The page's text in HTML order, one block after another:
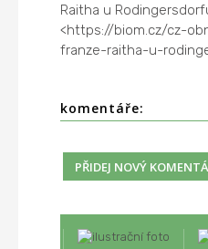
Raitha u
<https://biom.cz/cz-
franze-raitha-u-
komentáře: